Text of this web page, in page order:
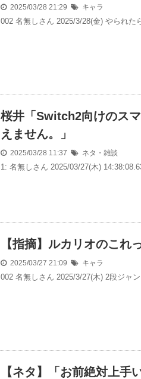
2025/03/28 21:29 キャラ
002 名無しさん 2025/3/28(金) やられ
桜井「Switch2向けのス
えません。」
2025/03/28 11:37 ネタ・雑談
1: 名無しさん 2025/03/27(木)
【指摘】ルカリオのこれ
2025/03/27 21:09 キャラ
002 名無しさん 2025/3/27(木) 2段ジャ
【ネタ】「お前絶対上手